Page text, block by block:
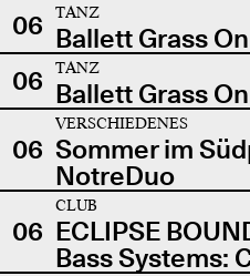
06
TANZ
Ballett Grass
06
TANZ
Ballett Grass
06
VERSCHIEDENES
Sommer im
NotreDuo
06
CLUB
ECLIPSE
Bass Systems: